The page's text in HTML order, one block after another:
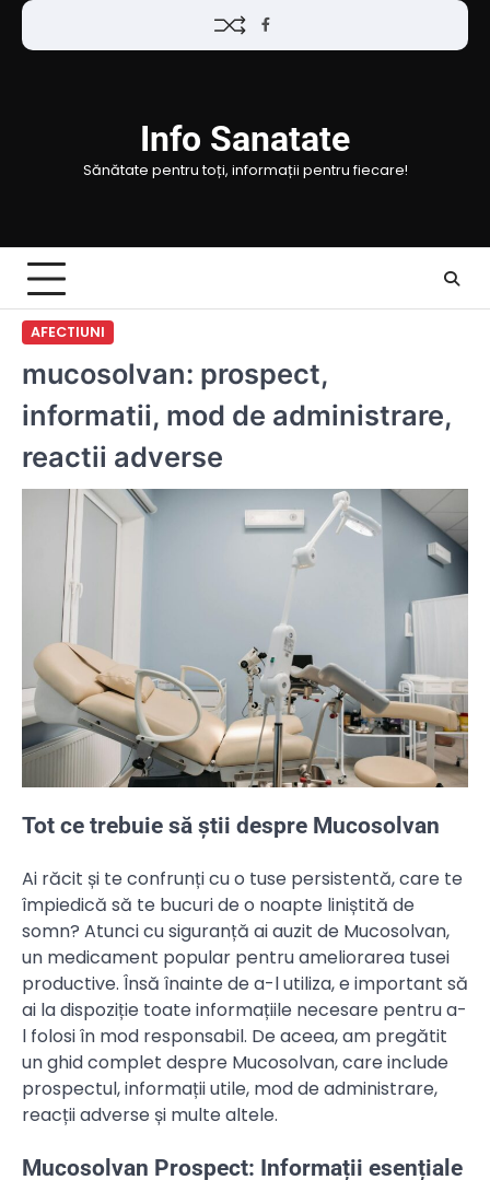
Skip
Facebook
Info Sanatate
Sănătate pentru toți, informații pentru fiecare!
AFECTIUNI
mucosolvan: prospect,
informatii, mod de administrare,
reactii adverse
Tot ce trebuie să știi despre Mucosolvan
Ai răcit și te confrunți cu o tuse persistentă, care te
împiedică să te bucuri de o noapte liniștită de
somn? Atunci cu siguranță ai auzit de Mucosolvan,
un medicament popular pentru ameliorarea tusei
productive. Însă înainte de a-l utiliza, e important să
ai la dispoziție toate informațiile necesare pentru a-
l folosi în mod responsabil. De aceea, am pregătit
un ghid complet despre Mucosolvan, care include
prospectul, informații utile, mod de administrare,
reacții adverse și multe altele.
Mucosolvan Prospect: Informații esențiale